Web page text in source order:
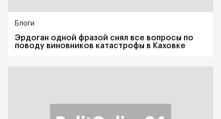
Блоги
Эрдоган одной фразой снял все вопросы по
поводу виновников катастрофы в Каховке